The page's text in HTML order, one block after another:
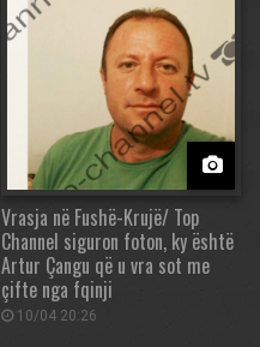
Vrasja në Fushë-Krujë/ Top
Channel siguron foton, ky është
Artur Çangu që u vra sot me
çifte nga fqinji
10/04 20:26